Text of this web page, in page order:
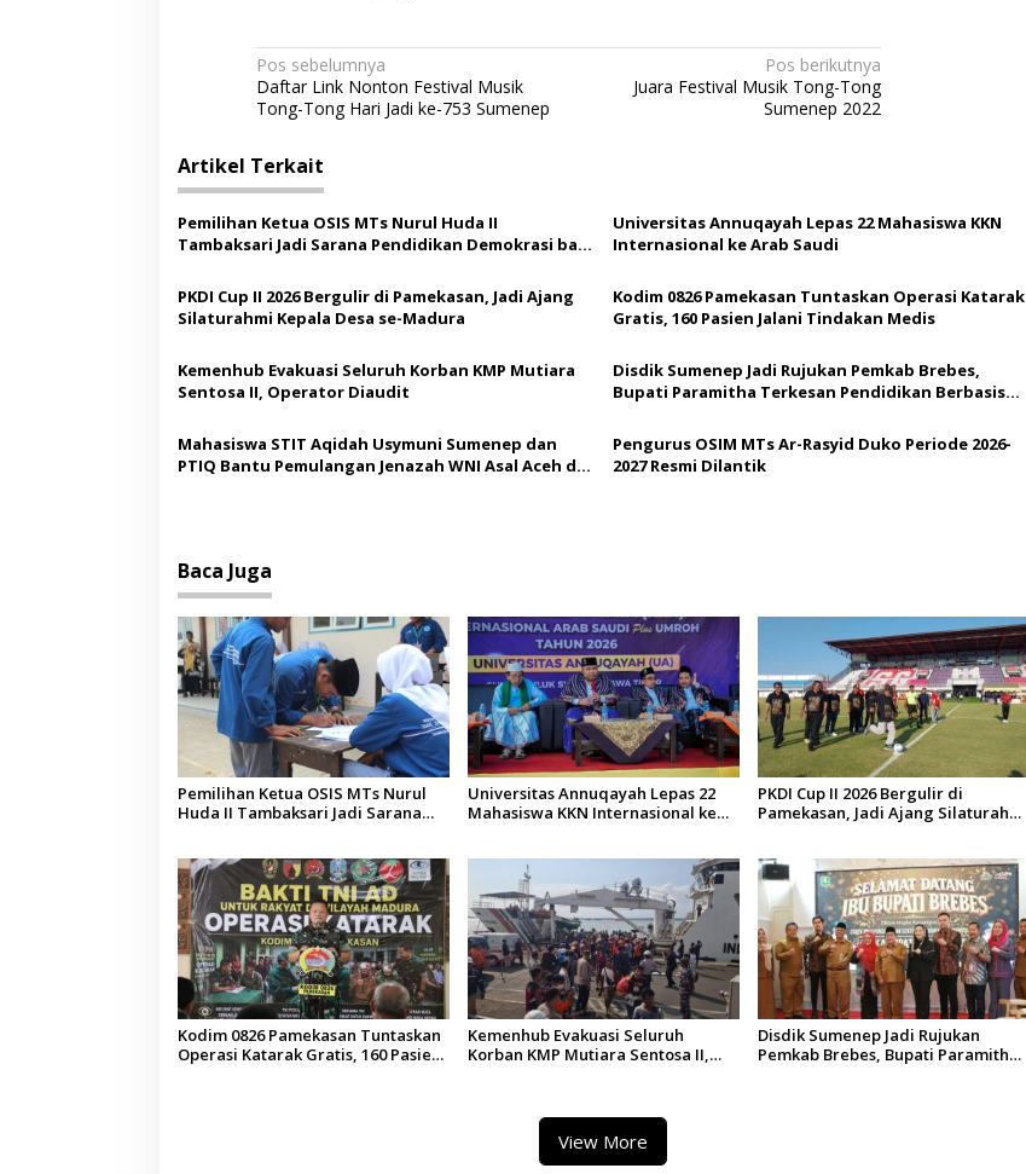
N
a
i
g
a
i
o
s
Pos sebelumnya
Daftar Link Nonton Festival Musik
Tong-Tong Hari Jadi ke-753 Sumenep
Pos berikutnya
Juara Festival Musik Tong-Tong
Sumenep 2022
Artikel Terkait
Pemilihan Ketua OSIS MTs Nurul Huda II
Tambaksari Jadi Sarana Pendidikan Demokrasi bagi
Universitas Annuqayah Lepas 22 Mahasiswa KKN
Internasional ke Arab Saudi
PKDI Cup II 2026 Bergulir di Pamekasan, Jadi Ajang
Silaturahmi Kepala Desa se-Madura
Kodim 0826 Pamekasan Tuntaskan Operasi Katarak
Gratis, 160 Pasien Jalani Tindakan Medis
Kemenhub Evakuasi Seluruh Korban KMP Mutiara
Sentosa II, Operator Diaudit
Disdik Sumenep Jadi Rujukan Pemkab Brebes,
Bupati Paramitha Terkesan Pendidikan Berbasis
Mahasiswa STIT Aqidah Usymuni Sumenep dan
PTIQ Bantu Pemulangan Jenazah WNI Asal Aceh di
Pengurus OSIM MTs Ar-Rasyid Duko Periode 2026-
2027 Resmi Dilantik
Baca Juga
Pemilihan Ketua OSIS MTs Nurul
Huda II Tambaksari Jadi Sarana
Universitas Annuqayah Lepas 22
Mahasiswa KKN Internasional ke
PKDI Cup II 2026 Bergulir di
Pamekasan, Jadi Ajang Silaturahmi
Kodim 0826 Pamekasan Tuntaskan
Operasi Katarak Gratis, 160 Pasien
Kemenhub Evakuasi Seluruh
Korban KMP Mutiara Sentosa II,
Disdik Sumenep Jadi Rujukan
Pemkab Brebes, Bupati Paramitha
View More